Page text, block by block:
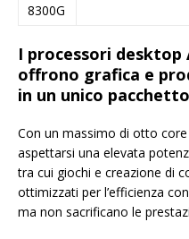
8300G
I processori desktop
offrono grafica e
in un unico pacchetto
Con un massimo di otto
aspettarsi una elevata
tra cui giochi e creazione di
ottimizzati per l’efficienza
ma non sacrificano le